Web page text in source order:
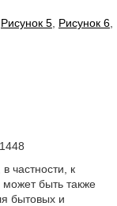
Рисунок 5, Рисунок 6,
частности, к
быть также
бытовых и